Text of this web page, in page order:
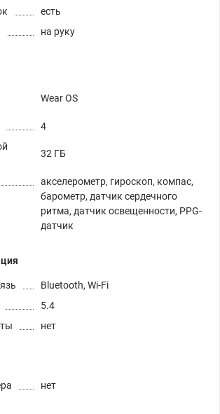
есть
на руку
Wear OS
4
32 ГБ
акселерометр, гироскоп, компас,
барометр, датчик сердечного
ритма, датчик освещенности, PPG-
датчик
Bluetooth, Wi-Fi
5.4
нет
нет